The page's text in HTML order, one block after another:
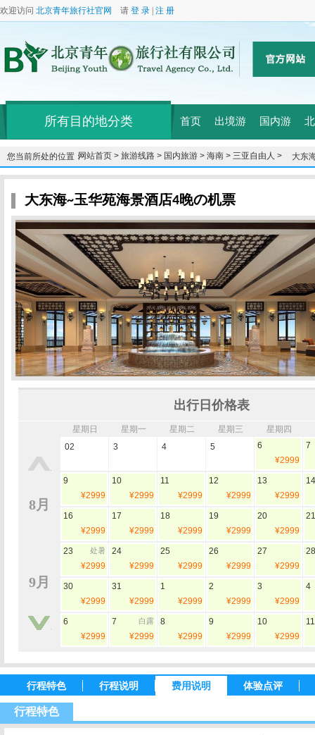
欢迎访问 北京青年旅行社官网 请 登 录 注 册
所有目的地分类 首页 出境游 国内游
您当前所处的位置：网站首页 > 旅游线路 > 国内旅游 > 海南 > 三亚自由人 > 大东
大东海~玉华苑海景酒店4晚の机票
出行日价格表
8月
9月
星期日 星期一 星期二 星期三 星期四
02
3 4 5
6
¥2999
7
9
¥2999
10
¥2999
11
¥2999
12
¥2999
13
¥2999
14
16
¥2999
17
¥2999
18
¥2999
19
¥2999
20
¥2999
21
23 处暑
¥2999
24
¥2999
25
¥2999
26
¥2999
27
¥2999
28
30
¥2999
31
¥2999
1
¥2999
2
¥2999
3
¥2999
4
6
¥2999
7 白露
¥2999
8
¥2999
9
¥2999
10
¥2999
11
行程特色 行程说明 费用说明 体验点评
行程特色